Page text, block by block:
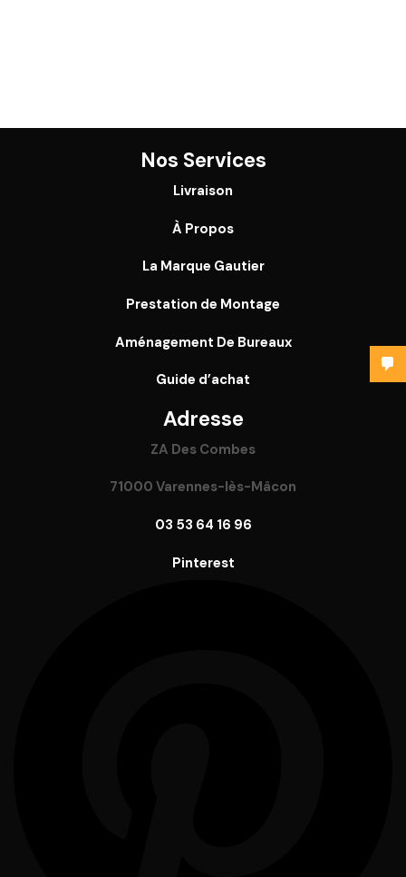
Nos Services
Livraison
À Propos
La Marque Gautier
Prestation de Montage
Aménagement De Bureaux
Guide d’achat
Adresse
ZA Des Combes
71000 Varennes-lès-Mâcon
03 53 64 16 96
Pinterest